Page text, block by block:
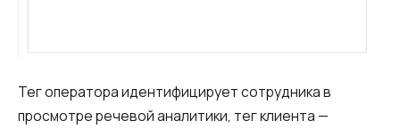
Тег оператора идентифицирует сотрудника в
просмотре речевой аналитики, тег клиента —